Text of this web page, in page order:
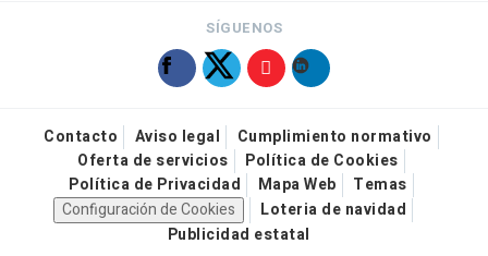
SÍGUENOS
Contacto Aviso legal
Cumplimiento normativo
Oferta de servicios
Política de Cookies
Política de Privacidad
Mapa Web
Temas
Configuración de Cookies
Loteria de navidad
Publicidad estatal